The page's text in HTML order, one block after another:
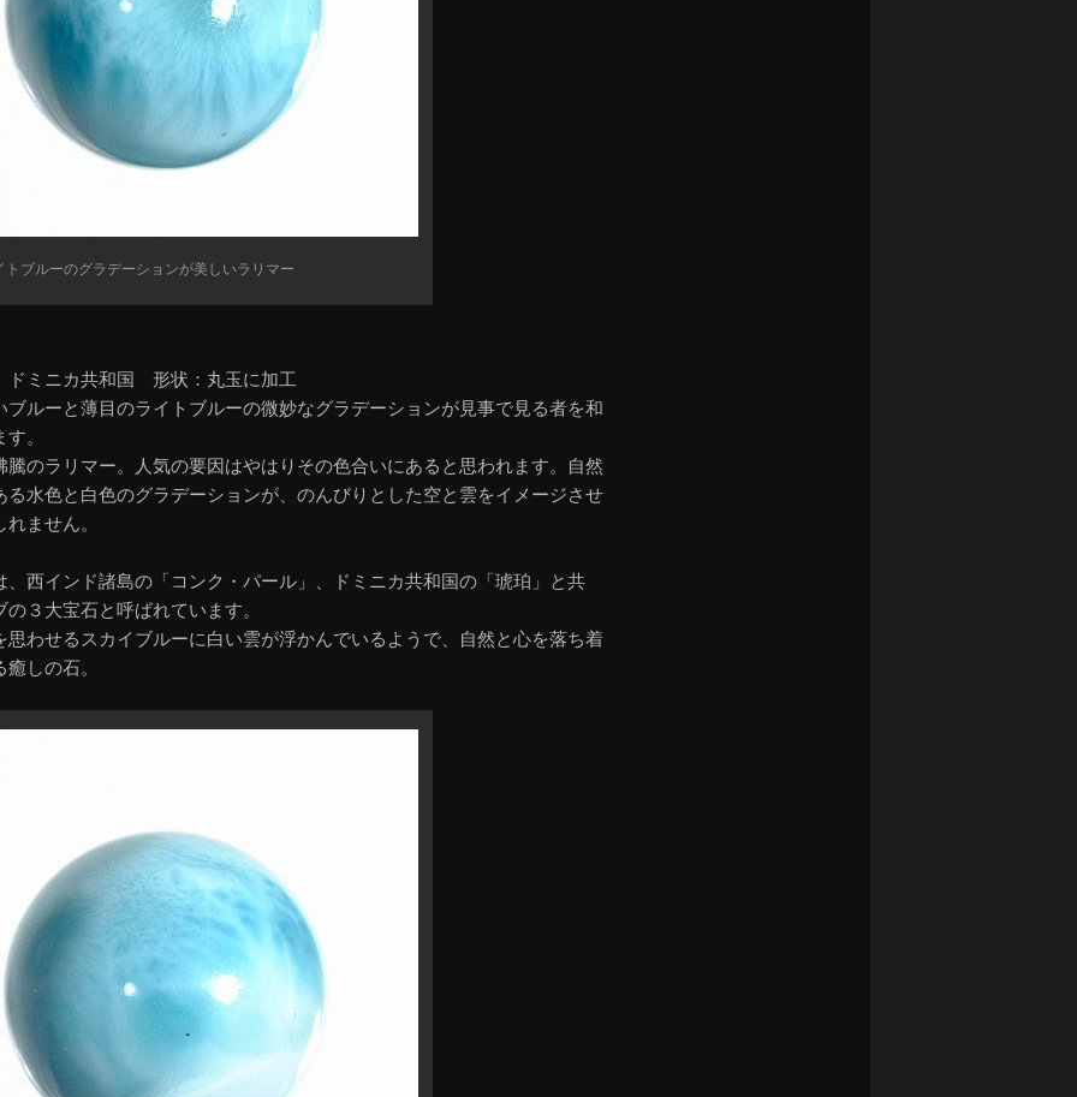
トブルーのグラデーションが美しいラリマー
ミニカ共和国 形状：丸玉に加工
ブルーと薄目のライトブルーの微妙なグラデーションが見事で見る者を和
。
騰のラリマー。人気の要因はやはりその色合いにあると思われます。自然
る水色と白色のグラデーションが、のんびりとした空と雲をイメージさせ
ません。
、西インド諸島の「コンク・パール」、ドミニカ共和国の「琥珀」と共
３大宝石と呼ばれています。
思わせるスカイブルーに白い雲が浮かんでいるようで、自然と心を落ち着
しの石。